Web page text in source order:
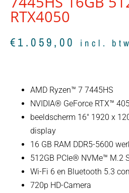
RTX4050
€1.059,00 incl. btw
AMD Ryzen™ 7 7445HS
NVIDIA® GeForce RTX™
beeldscherm 16″ 1920 x
display
16 GB RAM DDR5-5600
512GB PCIe® NVMe™ M.2
Wi-Fi 6 en Bluetooth 5.3
720p HD-Camera